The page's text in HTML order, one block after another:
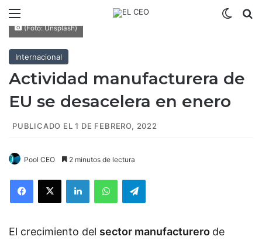
(Foto: Unsplash)
Internacional
Actividad manufacturera de
EU se desacelera en enero
PUBLICADO EL 1 DE FEBRERO, 2022
Pool CEO 2 minutos de lectura
El crecimiento del sector manufacturero de